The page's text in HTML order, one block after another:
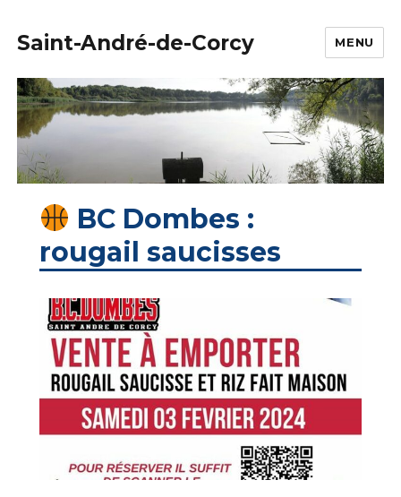
Saint-André-de-Corcy MENU
BC Dombes :
rougail saucisses